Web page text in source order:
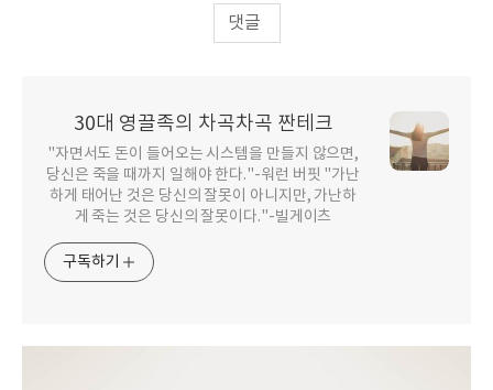
댓글
30대 영끌족의 차곡차곡 짠테크
"자면서도 돈이 들어오는 시스템을 만들지 않으면,
당신은 죽을 때까지 일해야 한다."-워런 버핏 "가난
하게 태어난 것은 당신의 잘못이 아니지만, 가난하
게 죽는 것은 당신의 잘못이다."-빌게이츠
구독하기